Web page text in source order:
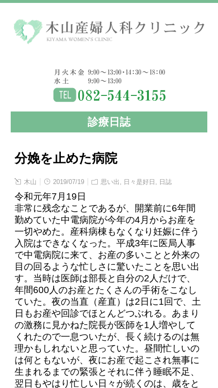
診療日誌
分娩を止めた病院
木山 2019/07/19 思い出 日々是好日 日誌
令和元年7月19日
非常に残念なことであるが、開業前に6年間
勤めていた中電病院が今年の4月からお産を
一切やめた。産科病棟もなくなり妊娠に伴う
入院はできなくなった。平成3年に医局人事
で中電病院に来て、お産の多いことと外来の
目の回るような忙しさに驚いたことを思い出
す。当時は医師は部長と自分の2人だけで、
年間600人のお産とたくさんの手術をこなし
ていた。夜の当直（産直）は2日に1回で、土
日もお産や回診でほとんどつぶれる。あまり
の激務に見かねた院長が医師を1人増やして
くれたので一息ついたが、長く続けるのは無
理かもしれないと思っていた。昼間忙しいの
は何ともないが、夜にお産で起こされ無事に
生まれるまでの緊張とそれに伴う睡眠不足、
翌日もやはり忙しい日々が続くのは、歳をと